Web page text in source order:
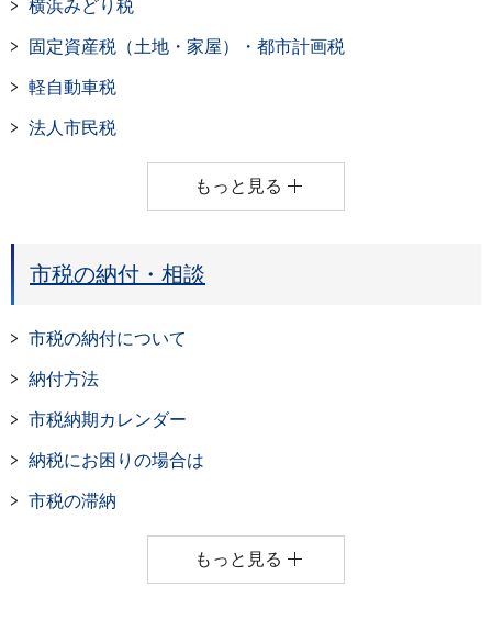
横浜みどり税
固定資産税（土地・家屋）・都市計画税
軽自動車税
法人市民税
もっと見る
市税の納付・相談
市税の納付について
納付方法
市税納期カレンダー
納税にお困りの場合は
市税の滞納
もっと見る